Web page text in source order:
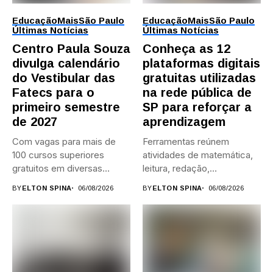
EducaçãoMaisSão Paulo
Últimas Notícias
Centro Paula Souza
divulga calendário
do Vestibular das
Fatecs para o
primeiro semestre
de 2027
Com vagas para mais de
100 cursos superiores
gratuitos em diversas
BYELTON SPINA 06/08/2026
EducaçãoMaisSão Paulo
Últimas Notícias
Conheça as 12
plataformas digitais
gratuitas utilizadas
na rede pública de
SP para reforçar a
aprendizagem
Ferramentas reúnem
atividades de matemática,
leitura, redação,
BYELTON SPINA 06/08/2026